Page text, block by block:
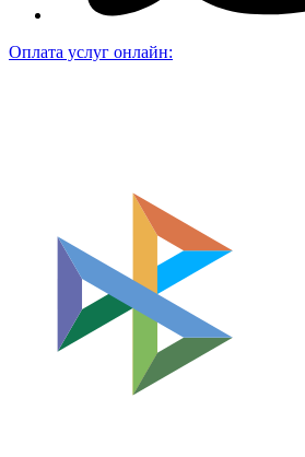
Оплата услуг онлайн: